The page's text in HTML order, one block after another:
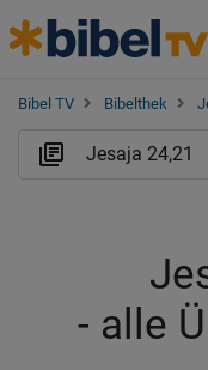
Bibel TV Bibelthek
- alle